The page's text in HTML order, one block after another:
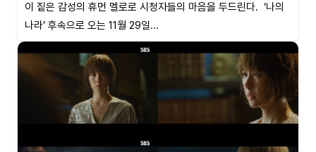
이 짙은 감성의 휴먼 멜로로 시청자들의 마음을 두드린다. ‘나의
나라’ 후속으로 오는 11월 29일...